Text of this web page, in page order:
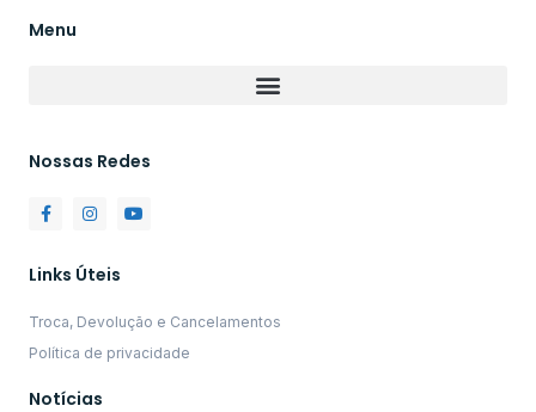
Menu
Nossas Redes
Links Úteis
Troca, Devolução e Cancelamentos
Política de privacidade
Notícias